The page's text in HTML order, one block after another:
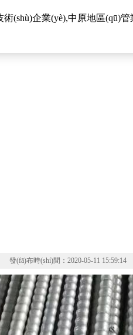
(shù)企業(yè),中原地區(qū)
發(fā)布時(shí)間：2020-05-11